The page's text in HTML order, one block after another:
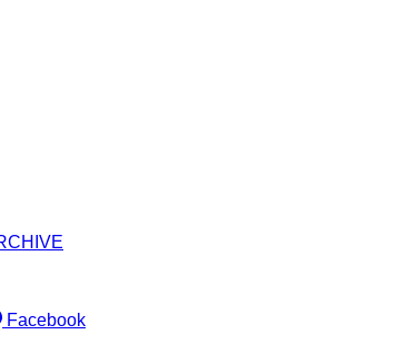
Facebook